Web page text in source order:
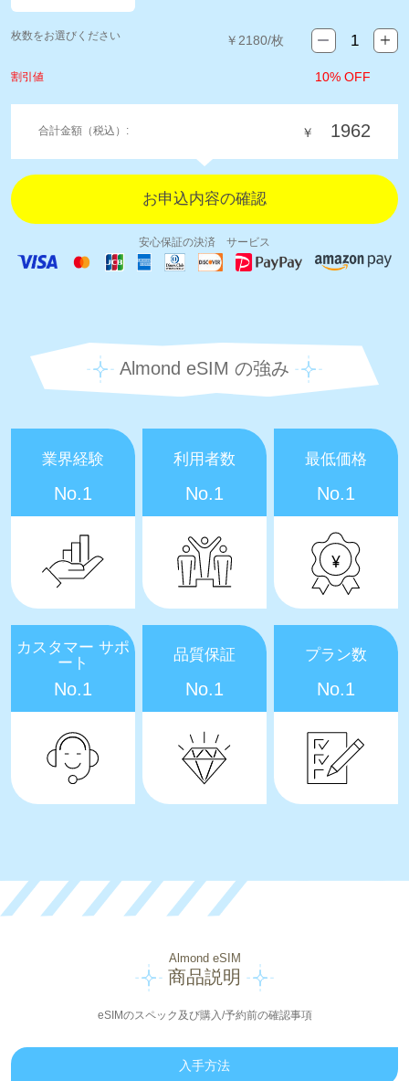
枚数をお選びください ￥ 2180/枚
割引値 10% OFF
合計金額（税込）: ￥ 1962
安心保証の決済 サービス
Almond eSIM の強み
業界経験
No.1
利用者数
No.1
最低価格
No.1
カスタマー サポ
ート
No.1
品質保証
No.1
プラン数
No.1
Almond eSIM
商品説明
eSIMのスペック及び購入/予約前の確認事項
入手方法